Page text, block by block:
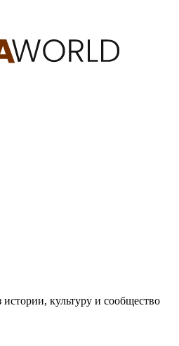
культуру и сообщество